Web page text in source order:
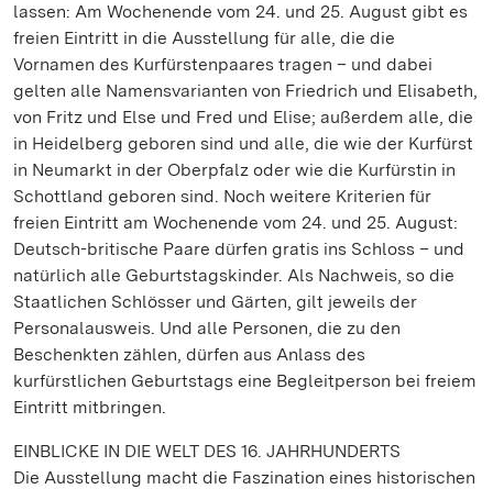
lassen: Am Wochenende vom 24. und 25. August gibt es
freien Eintritt in die Ausstellung für alle, die die
Vornamen des Kurfürstenpaares tragen – und dabei
gelten alle Namensvarianten von Friedrich und Elisabeth,
von Fritz und Else und Fred und Elise; außerdem alle, die
in Heidelberg geboren sind und alle, die wie der Kurfürst
in Neumarkt in der Oberpfalz oder wie die Kurfürstin in
Schottland geboren sind. Noch weitere Kriterien für
freien Eintritt am Wochenende vom 24. und 25. August:
Deutsch-britische Paare dürfen gratis ins Schloss – und
natürlich alle Geburtstagskinder. Als Nachweis, so die
Staatlichen Schlösser und Gärten, gilt jeweils der
Personalausweis. Und alle Personen, die zu den
Beschenkten zählen, dürfen aus Anlass des
kurfürstlichen Geburtstags eine Begleitperson bei freiem
Eintritt mitbringen.
EINBLICKE IN DIE WELT DES 16. JAHRHUNDERTS
Die Ausstellung macht die Faszination eines historischen